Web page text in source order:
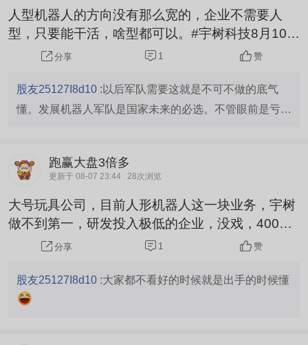
人型机器人的方向没有那么宽的，企业不需要人
型，只要能干活，啥型都可以。#宇树科技8月10日
打新，市值前景几何？#
分享 1 赞
股友25127I8d10 :以后军队需要这就是不可不做的底气
懂。发展机器人军队是国家未来的必选。不管眼前是亏是
国 必须有的东西机器人军队
跑赢大盘3倍多
更新于 08-07 23:44 28次浏览
大号玩具公司，目前人形机器人这一块业务，宇树
做不到第一，研发投入极低的企业，没戏，400只
估值已经等于诈骗了，长鑫值5万亿，宇树值200亿
分享 1 赞
股友25127I8d10 :大家都不看好的时候就是出手的时候懂